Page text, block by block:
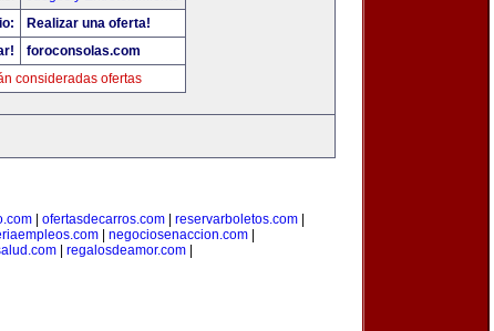
Realizar una oferta!
foroconsolas.com
consideradas ofertas
ofertasdecarros.com reservarboletos.com
negociosenaccion.com
regalosdeamor.com